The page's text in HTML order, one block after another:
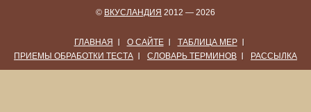
© ВКУСЛАНДИЯ 2012 — 2026
ГЛАВНАЯ О САЙТЕ
ТАБЛИЦА МЕР
ПРИЕМЫ ОБРАБОТКИ ТЕСТА
СЛОВАРЬ ТЕРМИНОВ РАССЫЛКА